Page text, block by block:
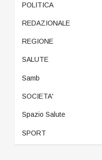
POLITICA
REDAZIONALE
REGIONE
SALUTE
Samb
SOCIETA'
Spazio Salute
SPORT